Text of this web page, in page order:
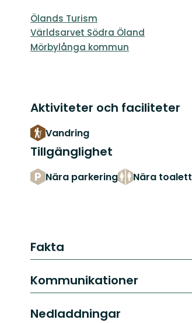
Ölands Turism
Världsarvet Södra Öland
Mörbylånga kommun
Aktiviteter och faciliteter
Vandring
Tillgänglighet
Nära parkering Nära toalett
Fakta
Kommunikationer
Nedladdningar